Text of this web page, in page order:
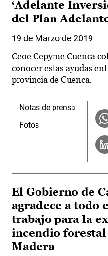
‘Adelante
del Plan
19 de Marzo de 2019
Ceoe Cepyme Cuenca
conocer estas ayudas
provincia de Cuenca.
Notas de prensa
Fotos
El Gobierno de
agradece a todo
trabajo para la
incendio forestal
Madera